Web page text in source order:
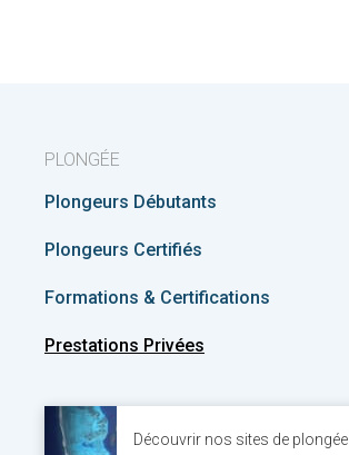
PLONGÉE
Plongeurs Débutants
Plongeurs Certifiés
Formations & Certifications
Prestations Privées
Découvrir nos sites de plongée